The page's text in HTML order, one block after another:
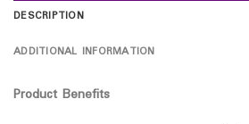
DESCRIPTION
ADDITIONAL INFORMATION
Product Benefits